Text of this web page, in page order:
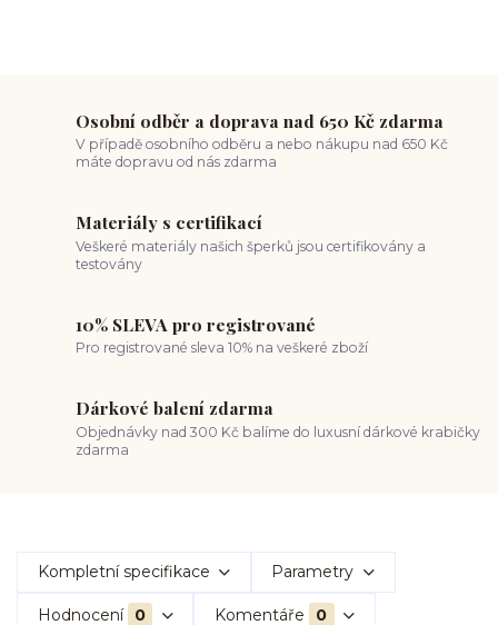
Osobní odběr a doprava nad 650 Kč zdarma
V případě osobního odběru a nebo nákupu nad 650 Kč
máte dopravu od nás zdarma
Materiály s certifikací
Veškeré materiály našich šperků jsou certifikovány a
testovány
10% SLEVA pro registrované
Pro registrované sleva 10% na veškeré zboží
Dárkové balení zdarma
Objednávky nad 300 Kč balíme do luxusní dárkové krabičky
zdarma
Kompletní specifikace Parametry
Hodnocení 0 Komentáře 0